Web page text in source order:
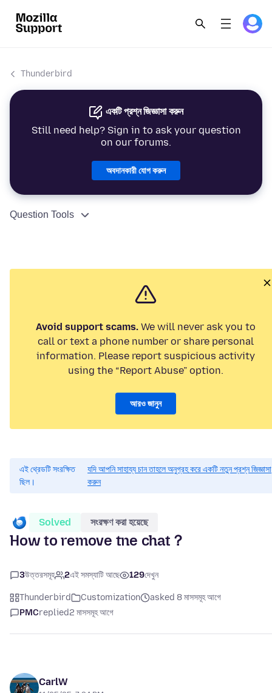
Thunderbird
একটি প্রশ্ন জিজ্ঞাসা করুন
Still need help? Sign in to ask your question
on our forums.
অবদানকারী যোগ করুন
Question Tools
Avoid support scams. We will never ask you to
call or text a phone number or share personal
information. Please report suspicious activity
using the “Report Abuse” option.
আরও জানুন
এই থ্রেডটি সংরক্ষিত
ছিল।
যদি আপনি সাহায্য চান তাহলে অনুগ্রহ করে একটি নতুন প্রশ্ন জিজ্ঞাসা
করুন
Solved সংরক্ষণ করা হয়েছে
How to remove tne chat？
3উত্তরসমূহ 2এই সমস্যাটি আছে 129দেখুন
Thunderbird Customization
asked 8 মাসসমূহ আগে
PMCreplied2 মাসসমূহ আগে
CarlW